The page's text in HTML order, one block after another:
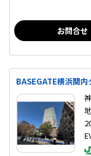
お問合せ
BASEGATE横浜関内